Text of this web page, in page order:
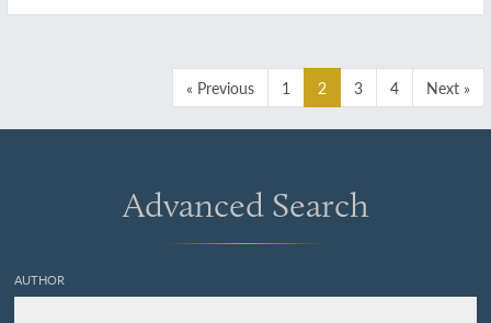
« Previous 1 2 3 4 Next »
Advanced Search
AUTHOR